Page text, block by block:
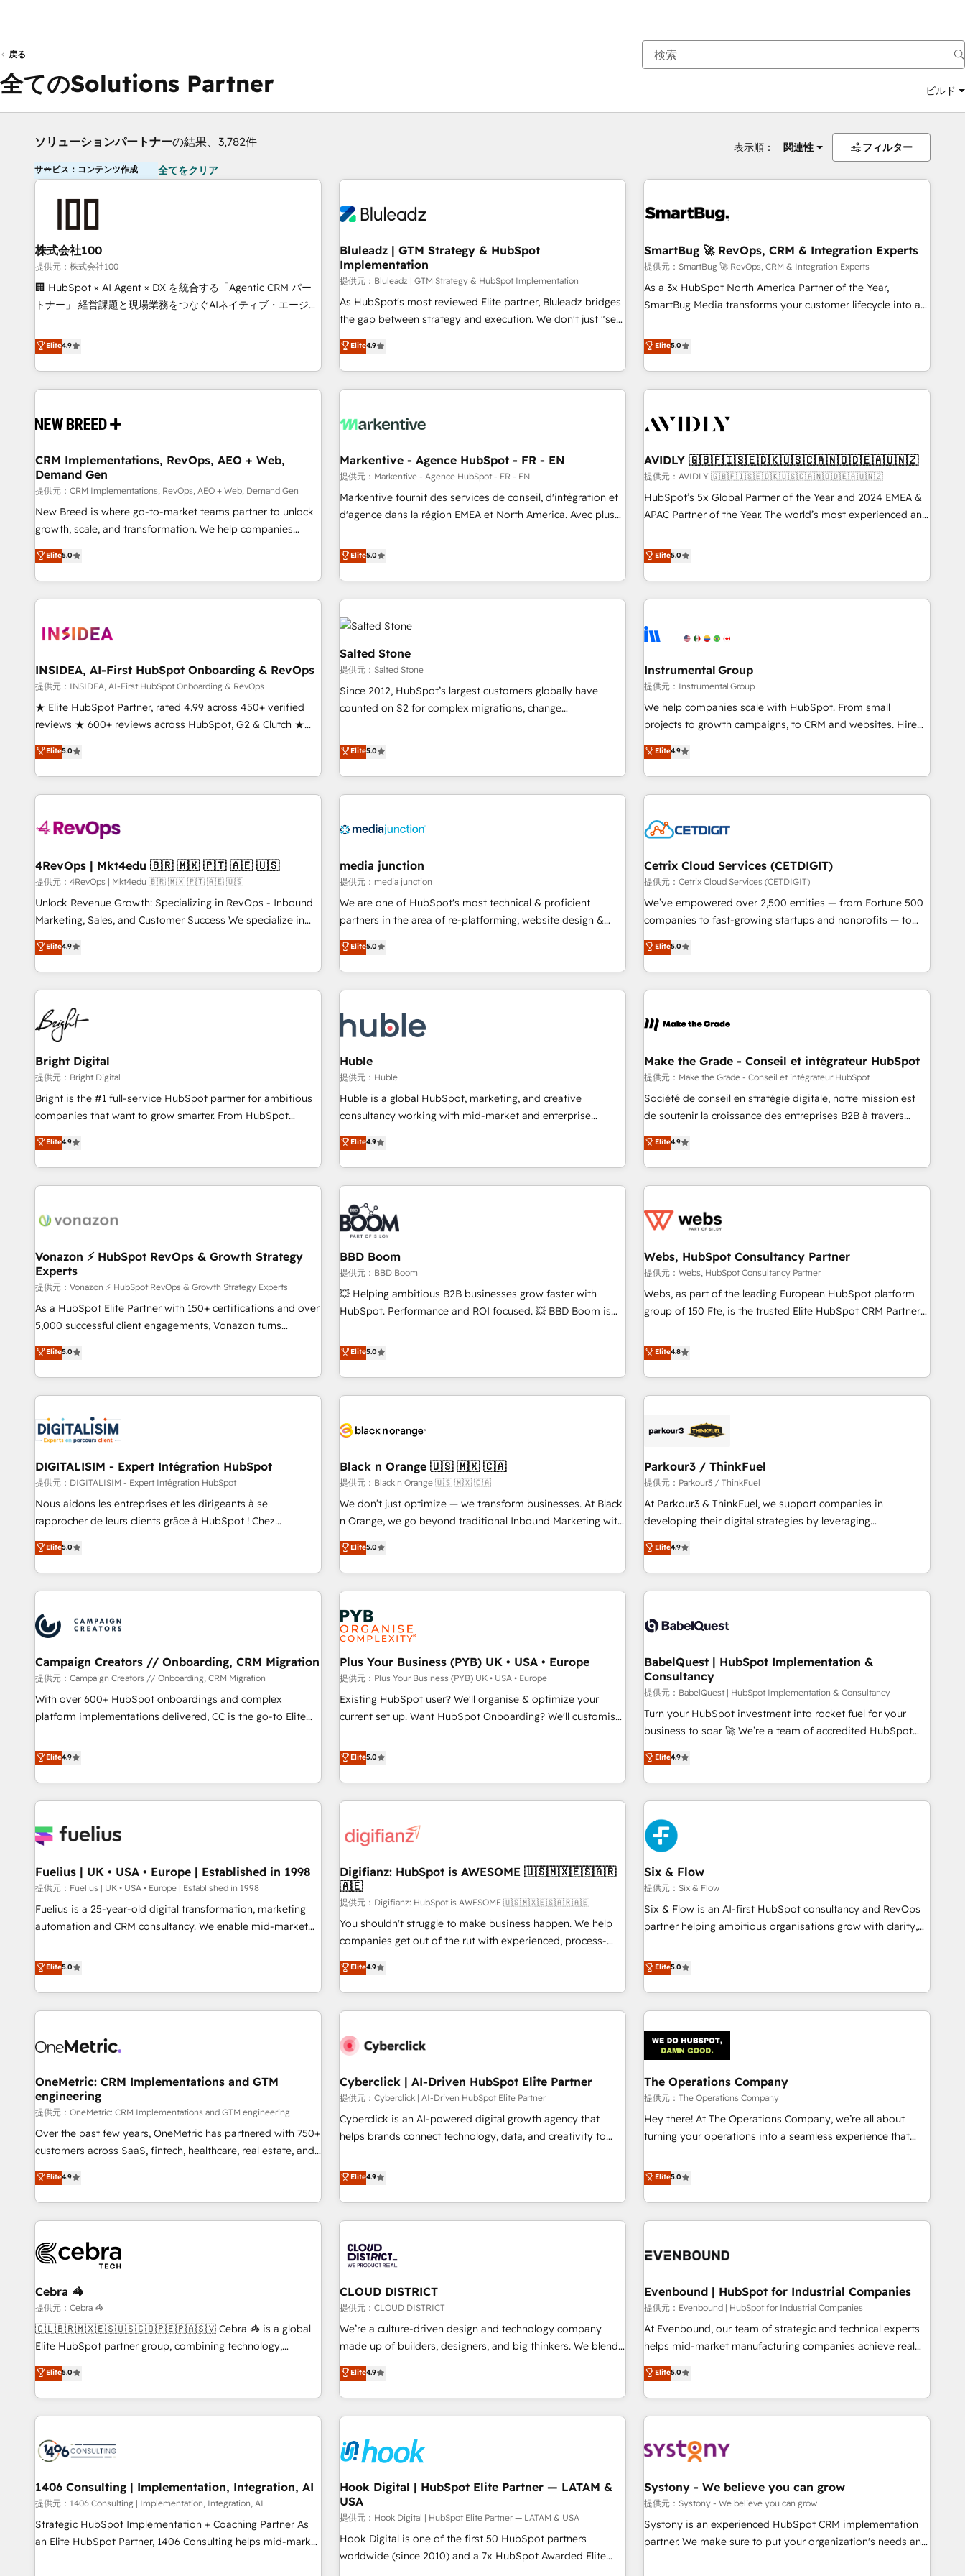
戻る
全てのSolutions Partner ビルド
ソリューションパートナーの結果、3,782件 表示順： 関連性 フィルター
サービス：コンテンツ作成 全てをクリア
株式会社100
提供元：株式会社100
🏢 HubSpot × AI Agent × DX を統合する「Agentic CRM パー
トナー」 経営課題と現場業務をつなぐAIネイティブ・エージェ
再設計します。 💡 100inc は何をする会社か？ HubSpotを共
通基盤に、AIエージェントを組み込んだ顧客フロント業務（マ
ーケティング・営業・CS）を組織全体で設計・実装する日本の
AIネイティブ・エージェンシーです。事業部・グループ会社・
CRMを軸とした全社共通基盤に再構築します。意思決定者・
顧客データの一元化から、GTMの見える化・自動化まで。全
Hub統合運用、データ品質設計、グループ横断のCRM統合に対
応します。 2️⃣ AIエージェント組織構築 営業・マーケティング
業務の一部をAIが自律実行する組織への移行を設計・実装。
Breeze・Claude等をHubSpotと連携させ、役割定義・運用ル
ール・成果指標まで含めて設計します。 3️⃣ 全社DX × AI推進の
PMO伴走支援 複数部門をまたぐDX×AI変革を、構想から実装・
定着までPMOとして主導。「設定の代行ではなく、設計の責
任」を引き受け、部門横断の統合・浸透・変革管理を実行しま
した情報設計・導線設計・テンプレート設計をContent Hubで
Marketo・Pardot等からの移行、カスタム設計、履歴データ移
行と活用設計まで。 ▸ AEO対応：ChatGPT・Perplexity等のAI
検索からの流入・引用を前提にコンテンツとサイト構造を最適
化。 🏆 なぜ100incを選ぶのか？ ✓ HubSpot Eliteパートナー
ISO27001:2022 / ISO9001:2015 取得 ✓ 400社以上の導入実績
✓ HubSpot大百科 出版 CRM・AI活用に関するご相談、現状整
Elite4.9
Bluleadz | GTM Strategy & HubSpot
Implementation
提供元：Bluleadz | GTM Strategy & HubSpot Implementation
As HubSpot's most reviewed Elite partner, Bluleadz bridges
the gap between strategy and execution. We don't just "set
up tools" — we install the GTM Operating System (GTM OS)
to align your leadership and engineer a portal that drives
predictable revenue velocity. 🚀 GTM Strategy & Alignment
Workshops & Sprints: Identify "Valleys of Death" stalling
mess." ⚙️ Elite Engineering & AI Scalable Architecture: Zero-
HubSpot Accreditations. AI-Powered RevOps: Breeze AI,
custom AI agents, and high-integrity migrations for total
reporting clarity. Security & Compliance: SOC 2 Type II and
HIPAA attested for enterprise-grade data security. 🏆 Why
Elite4.9
SmartBug 🚀 RevOps, CRM & Integration Experts
提供元：SmartBug 🚀 RevOps, CRM & Integration Experts
As a 3x HubSpot North America Partner of the Year,
SmartBug Media transforms your customer lifecycle into a
divisions Globalia (AI & Software) and Point Success Media
(Paid Media), making this the official home for all three
brands. 🔄 Implementation & Integration - Seamless
migrations and system integrations powered by Globalia’s
to drive platform adoption. 📈 Revenue Generation - Full-
Point Success Media. - Expert deployment of Breeze AI and
custom agents to automate growth. 🏆 Elite Excellence - 8
platform accreditations and deep HIPAA-compliance
expertise. - A team of 250+ experts dedicated to your
Elite5.0
CRM Implementations, RevOps, AEO + Web,
Demand Gen
提供元：CRM Implementations, RevOps, AEO + Web, Demand Gen
New Breed is where go-to-market teams partner to unlock
growth, scale, and transformation. We help companies
activate HubSpot’s AI-powered customer platform and
operationalize HubSpot’s Loop Marketing framework
through expert-led services, smart agents, and purpose-
built apps, tailored to your business. Together, we unlock
journey for clean data, scalability, & reporting. 🎯Demand
paid media. 👩‍💻Web Design: Build high-performing
websites with UX, messaging, & conversion strategy that
drive results. 🤖AI Strategy: Activate Breeze Agents,
configure HubSpot AI, & maximize AEO with tailored AI
integrations, hosting, & maintenance.
Elite5.0
Markentive - Agence HubSpot - FR - EN
提供元：Markentive - Agence HubSpot - FR - EN
Markentive fournit des services de conseil, d'intégration et
d'agence dans la région EMEA et North America. Avec plus
CRM et webdesign. Markentive is both a consulting firm, a
digital agency and an integrator. With over 115 experts in
marketing automation, growth, revops, CRM and webdesign
(We focus on EMEA - USA customers).
Elite5.0
AVIDLY 🇬🇧🇫🇮🇸🇪🇩🇰🇺🇸🇨🇦🇳🇴🇩🇪🇦🇺🇳🇿
提供元：AVIDLY 🇬🇧🇫🇮🇸🇪🇩🇰🇺🇸🇨🇦🇳🇴🇩🇪🇦🇺🇳🇿
HubSpot’s 5x Global Partner of the Year and 2024 EMEA &
APAC Partner of the Year. The world’s most experienced and
HubSpot projects delivered and 370+ specialists across
EMEA, APAC and NAM, we de-risk complex CRM
programmes and accelerate ROI across every HubSpot
Hub. 🧭 From multi-region migrations to AI-powered
scale. 🏆 HubSpot’s CEO called us “the partner of the
measurable impact.
Elite5.0
INSIDEA, AI-First HubSpot Onboarding & RevOps
提供元：INSIDEA, AI-First HubSpot Onboarding & RevOps
★ Elite HubSpot Partner, rated 4.99 across 450+ verified
reviews ★ 600+ reviews across HubSpot, G2 & Clutch ★
150+ in-house HubSpot-certified experts ★ 1,500+
implementations across 25+ countries ★ AI-first, RevOps-
led, onboarding-obsessed INSIDEA helps growing
companies turn HubSpot into a revenue engine. We
powered workflows that drive adoption from week one, in
with workflows built around your business, not a template.
➤ Migration: Move from any legacy CRM. Zero downtime,
full data integrity. ➤ Implementation: Configure HubSpot to
run your revenue process. Sales, marketing, and service
custom agents, and APIs to remove manual work. ➤
Ongoing Management: Monthly tune-ups, feature rollouts,
Elite5.0
Salted Stone
提供元：Salted Stone
Since 2012, HubSpot’s largest customers globally have
counted on S2 for complex migrations, change
that deliver measurable impact and transform brand
experiences As one of the few full-service creative agencies
in the HubSpot ecosystem, we blend strategy, technology,
& award-winning design to build scalable, globally
campaigns, & RevOps frameworks that fuel long-term
seamless integrations, ensure long-term adoption with
change-management programs, and align marketing, sales,
and service to drive sustainable growth With 6 key
HubSpot accreditations and experience across hundreds of
one of our globally integrated teams has worked with
clients just like you Let’s explore whether S2 is the partner
Elite5.0
Instrumental Group
提供元：Instrumental Group
We help companies scale with HubSpot. From small
projects to growth campaigns, to CRM and websites. Hire
an agency that's experienced in every inch of HubSpot and
willing to work hand-in-hand with your team to simplify the
complex and build a better experience for your team and
customers.
Elite4.9
4RevOps | Mkt4edu 🇧🇷 🇲🇽 🇵🇹 🇦🇪 🇺🇸
提供元：4RevOps | Mkt4edu 🇧🇷 🇲🇽 🇵🇹 🇦🇪 🇺🇸
Unlock Revenue Growth: Specializing in RevOps - Inbound
Marketing, Sales, and Customer Success We specialize in
driving revenue growth for companies across industries
through tailored marketing, sales, and customer success
strategies, utilizing RevOps methodologies. As Latin
America's largest HubSpot partner and a global leader in
education market, we offer unparalleled insights. Operating
in five countries—Brazil, UAE (Abu Dhabi/Dubai/Sharjah),
Mexico, USA, and Portugal—we've executed over a hundred
successful operations. Our approach, rooted in RevOps
principles, integrates analysis, training, planning, and
qualification. Leveraging technology, data analytics, CRM
optimization, and inbound marketing tactics, we focus on
us to unlock your business's full potential and achieve
sustained growth in today's competitive market.
Elite4.9
media junction
提供元：media junction
We are one of HubSpot's most technical & proficient
partners in the area of re-platforming, website design &
development. We specialize in multi-hub implementations
for mid-market & enterprise companies. We are woman-
owned, powered by coffee, and we ❤️ dogs. We produce
award-winning work for our clients. 🏆2023 Technical
Award 🏆2022 Platform Migration Excellence Impact Award
🏆2020 Elite Solutions Partner 🏆2019 Integrations HubSpot
Impact Award 🏆2019 Marketing Enablement HubSpot
Impact Award 🏆2018 Website Design HubSpot Impact
Award 🏆2017 Website Design HubSpot Impact Award 🏆
2016 Growth-Driven Design Agency of the Year 🏆2016
Driven Design Agency of the Year 🏆2015 Became the 5th
Agency to reach Diamond 🏆2014 HubSpot COS
Became a HubSpot Partner 📆Founded in 1997
Elite5.0
Cetrix Cloud Services (CETDIGIT)
提供元：Cetrix Cloud Services (CETDIGIT)
We’ve empowered over 2,500 entities — from Fortune 500
companies to fast-growing startups and nonprofits — to
streamline operations, scale revenue, and unlock the full
potential of HubSpot. With deep technical and industry
expertise, we fuse automation, integration, and AI
innovation to deliver lasting impact. We specialize in: •
Onboarding for Sales, Service, Marketing & Content Hubs •
workflows • Salesforce + HubSpot integration • Website
design and CMS development • ERP integration: SAP,
NetSuite, Microsoft Dynamics, … • Data cleansing and CRM
migration from any platform • Client/member portals built
and complex integrations: SAM.gov, GovWin, QuickBooks,
PandaDoc, ClickUp, Shopify, Mapsly, WooCommerce,
Elite5.0
Bright Digital
提供元：Bright Digital
Bright is the #1 full-service HubSpot partner for ambitious
companies that want to grow smarter. From HubSpot
onboarding, to training, from developing a new website to
lead generation and digital marketing; we do it all (and with
great results)! In short, our services include: - HubSpot
consultancy: onboarding, training, data migration - HubSpot
Marketing & sales solutions: digital marketing, advertising,
and technology to improve customer experiences. With our
bright people, exciting ideas and can-do mentality, we
ensure revenue growth on a daily basis. So tell us your
challenge; our passionate and growth driven team of 100+
experts is ready for you! Driving digital growth |
Elite4.9
Huble
提供元：Huble
Huble is a global HubSpot, marketing, and creative
consultancy working with mid-market and enterprise
businesses. We go beyond implementation, shaping the
strategy, processes, and teams that turn HubSpot into a
genuine growth engine. Named HubSpot's Global Partner of
the Year in 2024, consistently ranked among their top 5
partners worldwide, and with over 15 years in the
ecosystem, Huble has built a track record that speaks for
itself. One company, one operating model, delivering across
offices and consulting teams in the UK, USA, Canada,
Germany, France, Belgium, Singapore, and South Africa.
Certified compliant with ISO/IEC 27001:2022 and ISO
9001:2015 across all seven international offices and 175+
Elite4.9
Make the Grade - Conseil et intégrateur HubSpot
提供元：Make the Grade - Conseil et intégrateur HubSpot
Société de conseil en stratégie digitale, notre mission est
de soutenir la croissance des entreprises B2B à travers
l’acquisition de nouveaux clients, l'intégration CRM et le
développement des revenus auprès de vos comptes
existants. En France et à l'international, nous travaillons
avec des ETI ambitieuses, des grands groupes voulant aller
florissantes. Nos 3 grandes expertises sont : ➤ L’intégration
équipes marketing, commerciales et support client (data
migration, synchronisation API, audit et maintenance) ➤ La
création de sites internet de conversion qui transforment
les visiteurs en opportunités d'affaires ➤ La mise en place
clés : - 10 ans d'expérience - 100+ intégrations CRM
HubSpot réussies - 40 experts conseil - 150 certifications
Elite4.9
Vonazon ⚡ HubSpot RevOps & Growth Strategy
Experts
提供元：Vonazon ⚡ HubSpot RevOps & Growth Strategy Experts
As a HubSpot Elite Partner with 150+ certifications and over
5,000 successful client engagements, Vonazon turns
marketing complexity into measurable, scalable growth.
From onboarding to enterprise-grade campaigns, our in-
house team builds scalable strategies that drive long-term
revenue. ⚙️ HubSpot Integration & Optimization • Seamless
migrations and data cleanups • Custom APIs and third-party
integrations 📈 End-to-End Revenue Acceleration • Lifecycle
marketing and pipeline growth programs • Sales
enablement tools and CRM optimization • Retention
strategies with customer journey mapping 🏅 Elite-Level
HubSpot Execution • 750+ onboardings and 2,000+
and service hubs • Built-in flexibility for startups to global
brands
Elite5.0
BBD Boom
提供元：BBD Boom
💥 Helping ambitious B2B businesses grow faster with
HubSpot. Performance and ROI focused. 💥 BBD Boom is
We work with your teams to solve all your HubSpot
challenges and improve user adoption, sales process and
marketing results. Services 📚 Onboarding your team to
HubSpot for the first time 🔧 Designing and optimising your
build using HubSpot 🔌 Integrating HubSpot with other
Lead generation services using HubSpot Why us? - SIX
HubSpot Accreditations - awarded by HubSpot after a
rigorous process for CRM, Solutions Architecture,
Onboarding , Data Migration, Custom Integration & Platform
Top 1% of partners worldwide -In-house team of 25+
experts Contact us today to help you get more from your
Elite5.0
Webs, HubSpot Consultancy Partner
提供元：Webs, HubSpot Consultancy Partner
Webs, as part of the leading European HubSpot platform
group of 150 Fte, is the trusted Elite HubSpot CRM Partner
achieving Commercial Excellence. With our targeted
processes, we strengthen your digital transformation and
minimize costs. As HubSpot's Advanced Accredited CRM
Implementation partner, we provide expertise to drive your
HubSpot and with an experienced team (50+), we work
manufacturing, SaaS and business services. We prepare a
customized business case that demonstrates the value and
impact of your digital transformation, including a detailed
financial rationale with a focus on ROI and TCO. As a trusted
partnership. Together, we embark on a transformational
journey that sets your business up for long-term success.
Elite4.8
DIGITALISIM - Expert Intégration HubSpot
提供元：DIGITALISIM - Expert Intégration HubSpot
Nous aidons les entreprises et les dirigeants à se
rapprocher de leurs clients grâce à HubSpot ! Chez
DIGITALISIM, nous avons l'intime conviction que la réussite
des entreprises passe par l’innovation web, le marketing
digital, et la relation client ! C'est pourquoi, nos experts sont
à la fois capables de gérer votre projet de création de site
pilotage et l'intégration d'HubSpot ! Les grandes phases
d'un projet HubSpot avec DIGITALISIM : 🧽 Nettoyage,
migration et intégration des bases de données. 🚀
Développement des interfaces avec vos logiciels métiers ⚙️
Configuration de la plateforme HubSpot 📈 Configuration
de rapports et tableaux de bord 🤝 Book Process &
Elite5.0
Black n Orange 🇺🇸 🇲🇽 🇨🇦
提供元：Black n Orange 🇺🇸 🇲🇽 🇨🇦
We don’t just optimize — we transform businesses. At Black
n Orange, we go beyond traditional Inbound Marketing with
our exclusive methodologies: BOOMS and BOOST. Together,
they form a powerful combination that has driven success
for over 800 businesses worldwide. As Elite HubSpot
Partners, we specialize in crafting high-performance growth
strategies that integrate data-driven marketing, automation,
and revenue intelligence to help companies scale faster and
smarter. 🔹 BOOMS: Demand generation for all your buyers
With BOOMS, you invest in 100% of your buyers,
accelerating your growth and positioning yourself as an
undisputed leader. 🔹 BOOST: Optimize your digital
transformation process A methodology designed to
rating of 4.9/5 and a proven track record of business
transformation, our growth-first approach has helped
Elite5.0
Parkour3 / ThinkFuel
提供元：Parkour3 / ThinkFuel
At Parkour3 & ThinkFuel, we support companies in
developing their digital strategies by leveraging
technologies and automating their marketing and sales
processes to generate growth. Our offer spans from
Strategy to Operations. We specialize in CRM onboarding
and implementation, web design, sales & marketing
experience working with tech companies and
empowering our clients and developing their autonomy. Get
to grips with HubSpot through guided implementation and
seamless integration of the CRM platform into your digital
ecosystem. Would you like support in deploying your
inbound marketing strategy? We'll provide support tailored
we are part of the most certified Canadian agencies, and we
both hold Onboarding Accreditations. Based in Canada
Elite4.9
Campaign Creators // Onboarding, CRM Migration
提供元：Campaign Creators // Onboarding, CRM Migration
With over 600+ HubSpot onboardings and complex
platform implementations delivered, CC is the go-to Elite
replatform, and scale smarter. We specialize in high-impact
CRM and CMS migrations and onboarding from platforms
like Salesforce, NetSuite, Zoho, Pardot, Marketo, Microsoft
Dynamics, Wix, WordPress and legacy CRMs, turning
architectures that accelerate revenue operations and
implementation. - Pre-built and custom integrations across
your full tech stack. - Custom object setup, CMS builds, and
full-funnel automation. - Dashboards, lifecycle campaigns,
and lead nurturing sequences. - Cross-hub setup across
optimization, managed support, and scalable retainers.
Let’s make HubSpot your most powerful growth engine.
Built to convert, scale, and drive results.
Elite4.9
Plus Your Business (PYB) UK • USA • Europe
提供元：Plus Your Business (PYB) UK • USA • Europe
Existing HubSpot user? We'll organise & optimize your
current set up. Want HubSpot Onboarding? We'll customise
to our Profile! We can help with... • CRM implementation,
reports & workflows, and team training • CRM migration:
Salesforce, Pipedrive, Dynamics etc • Technical projects inc.
Custom API integrations & ERP systems inc. SAP and
skilled members) • 150+ Clients for Sales Hub, Marketing
27001:2022, ISO 9001:2015 and now... ISO 42001: 2023
certified • Exclusive AI 'GuardHub' governance framework,
based on ISO 42001 - helping you 'organise complexity'
𝗥𝗲𝗮𝗱𝘆 𝗳𝗼𝗿 𝘁𝗵𝗲 𝗻𝗲𝘅𝘁 𝘀𝘁𝗲𝗽? Click the 👈 '𝗖𝗼𝗻𝘁𝗮𝗰𝘁
𝗯𝘂𝘀𝗶𝗻𝗲𝘀𝘀' button to get in touch (𝘸𝘦'𝘳𝘦 𝘴𝘶𝘱𝘦𝘳 𝘳𝘦𝘴𝘱𝘰𝘯𝘴𝘪𝘷𝘦)
Elite5.0
BabelQuest | HubSpot Implementation &
Consultancy
提供元：BabelQuest | HubSpot Implementation & Consultancy
Turn your HubSpot investment into rocket fuel for your
business to soar 🚀 We’re a team of accredited HubSpot
experts ready to help you. We can implement the platform
into complex business environments, optimise what you've
got and make sure you can actually use it, build your
website in HubSpot or create an inbound marketing
strategy for you and execute it on HubSpot. We are on the
G-Cloud 14 CCS (Crown Commercial Service) framework,
meaning we've been accredited by HubSpot and vetted by
the CCS, which means we can support public sector
companies as well the other ones listed in our profile. Our
services: - HubSpot implementation - HubSpot CMS
website build We can do lots of things. But everything we
customers - Make better decisions with data - Find a new
voice and reach more people - Get the most out of your
Elite4.9
Fuelius | UK • USA • Europe | Established in 1998
提供元：Fuelius | UK • USA • Europe | Established in 1998
Fuelius is a 25-year-old digital transformation, marketing
automation and CRM consultancy. We enable mid-market
and fuel their growth. We modernise platforms, streamline
operations that are causing inefficiencies, improve
customer experiences, integrate systems, and supercharge
revenue operations Key services: • CRM Implementation •
Development • RevOps & Sales Consulting • Marketing
HubSpot agencies ⚙️ The strongest technical ability and
integration capabilities 💼 Consultative, long-term partners
who will embed ourselves into your business, processes
and systems 🏢 We specialise in working with mid-market
and enterprise organisations, global organisations and
those with complex use cases 🏆 CRM Implementation,
Platform Enablement, Custom Integration and Onboarding
Accredited 🔐 ISO27001 & ISO9001 Certified
Elite5.0
Digifianz: HubSpot is AWESOME 🇺🇸🇲🇽🇪🇸🇦🇷
🇦🇪
提供元：Digifianz: HubSpot is AWESOME 🇺🇸🇲🇽🇪🇸🇦🇷🇦🇪
You shouldn't struggle to make business happen. We help
companies get out of the rut with experienced, process-
oriented teams implementing HubSpot Marketing, Sales,
Service, CMS and Operations Hub, so selling and actually
engaging with your customers feels easy and pain-free. We
are a top ranked HubSpot Elite Partner, winner of Rookie of
HubSpot Reviews and 4.9/5 rating in Clutch Reviews.
home improvement & construction, branding and
commercialization, real estate, health, education, SaaS,
Software Dev & IT and consulting, make the most out of
their HubSpot experience operating in the United States,
Elite4.9
Six & Flow
提供元：Six & Flow
Six & Flow is an AI-first HubSpot consultancy and RevOps
partner helping ambitious organisations grow with clarity,
Netherlands, Ireland, and Canada, we’ve delivered
thousands of successful HubSpot projects for mid-market
and enterprise clients worldwide, with over 10 years
experience. We combine HubSpot, data, and AI to design
connected go-to-market systems that align people,
process, and technology for predictable, scalable revenue
growth. Our expertise spans RevOps, CRM and data
architecture, AI enablement, and strategic marketing,
delivered through our proprietary FLAIR framework for
responsible AI adoption. As a HubSpot Elite Partner and
ISO 27001:2022 certified consultancy, we blend strategy,
smarter and grow stronger.
Elite5.0
OneMetric: CRM Implementations and GTM
engineering
提供元：OneMetric: CRM Implementations and GTM engineering
Over the past few years, OneMetric has partnered with 750+
customers across SaaS, fintech, healthcare, real estate, and
other industries. With 150+ HubSpot-certified experts, we
deliver scalable solutions to complex GTM and RevOps
challenges. Our Expertise 🔹 Onboarding & Implementation:
Accredited HubSpot Partner, ensuring smooth setup
HubSpot Partner, ensuring migration from other CRMs to
HubSpot without data loss or downtime. 🔹 RevOps
Strategy: Align teams, processes, and data to drive revenue
efficiency. 🔹 Integrations: Connect HubSpot with your tech
stack for better adoption. 🔹 Custom Solutions: Build
tailored apps, workflows, and configurations. We are SOC 2
to data security and compliance. At OneMetric, we help
revenue teams focus on the OneMetric that matters most:
Elite4.9
Cyberclick | AI-Driven HubSpot Elite Partner
提供元：Cyberclick | AI-Driven HubSpot Elite Partner
Cyberclick is an AI-powered digital growth agency that
helps brands connect technology, data, and creativity to
operating across Spain, LATAM, and the UK, we support
global companies in building smarter marketing, sales, and
customer success strategies. As the only HubSpot Elite
Partner in Iberia (Spain & Portugal), we combine human
growth. Our multidisciplinary team designs solutions that
innovation into real impact. 🌍 Highlights • HubSpot Partner
since 2012 • 2022 EMEA Impact Award: Best Integration •
150+ successful HubSpot projects • Clients in 30+ industries
• Proprietary technology for integrations • Multilingual team:
AI and HubSpot.
Elite4.9
The Operations Company
提供元：The Operations Company
Hey there! At The Operations Company, we’re all about
turning your operations into a seamless experience that
systems into efficient, scalable solutions that work across
your entire organization. We’re a unique blend of deep
HubSpot expertise, strategic thinking, and hands-on
operational know-how. We know that no two businesses
we dive in to understand your needs, goals, and challenges
being both highly effective and fun to work with. We
believe in efficient processes, as well as building great
relationships. Your success is our success, and we’re all in
this together! From startup to enterprise, we’ll make sure
productivity, so you can focus on what matters most:
growing your business and wowing your customers. Let’s
Elite5.0
Cebra 🦓
提供元：Cebra 🦓
🇨🇱🇧🇷🇲🇽🇪🇸🇺🇸🇨🇴🇵🇪🇵🇦🇸🇻 Cebra 🦓 is a global
Elite HubSpot partner group, combining technology,
marketing and media expertise across Latin America and
Southern Europe, with teams across 9 countries. Born in
Chile, we combine local insight with international reach to
help businesses grow. For over 12 years, we’ve delivered
solutions that integrate CRM, AI automation, inbound and
loop marketing, content, and digital creativity. Our
multicultural team works in Spanish, Portuguese, and
English to design scalable strategies that drive measurable
growth. 🌎 Highlights: • 10+ years as a HubSpot partner. •
2023 Impact Awards: Platform Migration Excellence. • Top 3
Elite5.0
CLOUD DISTRICT
提供元：CLOUD DISTRICT
We’re a culture-driven design and technology company
made up of builders, designers, and big thinkers. We blend
strategy, design, and development—always fueled by
curiosity—to turn ideas, opportunities, and challenges into
meaningful experiences. To us, technology is more than just
code; it’s about creating things that are useful, cool, and—
ideas and shape them into thoughtful products and
strategies that actually make a difference.
Elite4.9
Evenbound | HubSpot for Industrial Companies
提供元：Evenbound | HubSpot for Industrial Companies
At Evenbound, our team of strategic and technical experts
helps mid-market manufacturing companies achieve real
growth. We specialize in delivering tailored solutions that
drive results by leveraging HubSpot’s platform and data to
fuel success. Technical Solutions: - HubSpot Technical
Consulting - HubSpot CRM Implementation - HubSpot
Audit & Optimization Strategic Solutions: - Revenue
HubSpot CMS Website Design & Development We
empower our clients to reach their full potential by
providing transparent, relationship-driven support. With
over 300 HubSpot certifications and accreditations, we
Elite5.0
1406 Consulting | Implementation, Integration, AI
提供元：1406 Consulting | Implementation, Integration, AI
Strategic HubSpot Implementation + Coaching Partner As
an Elite HubSpot Partner, 1406 Consulting helps mid-market
Hook Digital | HubSpot Elite Partner — LATAM &
USA
提供元：Hook Digital | HubSpot Elite Partner — LATAM & USA
Hook Digital is one of the first 50 HubSpot partners
worldwide (since 2010) and a 7x HubSpot Awarded Elite
Systony - We believe you can grow
提供元：Systony - We believe you can grow
Systony is an experienced HubSpot CRM implementation
partner. We make sure to put your organization's needs and